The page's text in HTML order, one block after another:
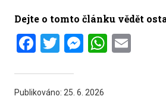
Dejte o tomto článku vědět
Facebook
Twitter
Messenger
Publikováno: 25. 6. 2026